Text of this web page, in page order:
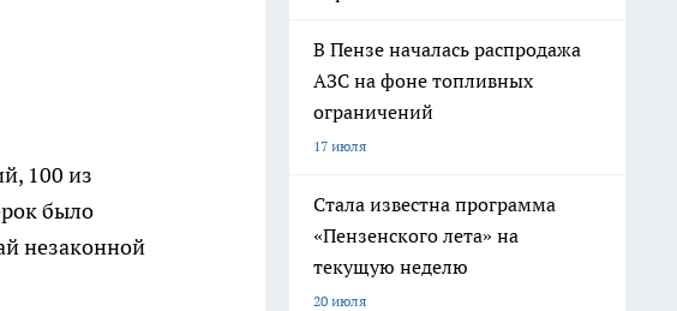
100 из
было
незаконной
В Пензе началась распродажа
АЗС на фоне топливных
ограничений
17 июля
Стала известна программа
«Пензенского лета» на
текущую неделю
20 июля